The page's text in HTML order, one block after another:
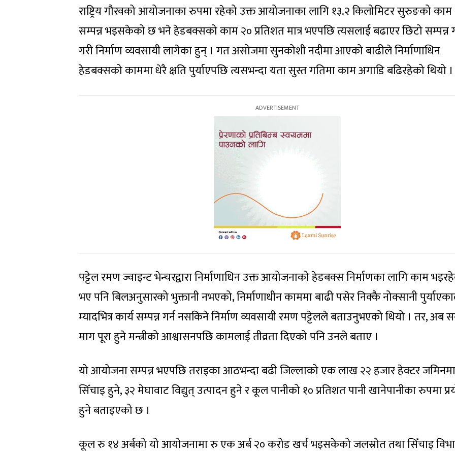
राष्ट्रिय गौरवको आयोजनाका रुपमा रहेको उक्त आयोजनाका लागि १३.२ किलोमिटर सुरुङको काम
सम्पन्न भइसकेको छ भने हेडबक्सको काम २० प्रतिशत मात्र भएपछि त्यसलाई बढाएर छिटो सम्पन्न
गरी निर्माण व्यवसायी लागेका हुन् । गत असोजमा सुनकोशी नदीमा आएको बाढीले निर्माणाधिन
हेडबक्सको काममा धेरै क्षति पुर्याएपछि त्यसभन्दा यता सुस्त गतिमा काम अगाडि बढिरहेको थियो ।
पट्टेल रमण ज्वाइन्ट भेन्चरद्वारा निर्माणाधिन उक्त आयोजनाको हेडबक्स निर्माणका लागि काम
भए पनि बिलअनुसारको भुक्तानी नभएको, निर्माणाधीन काममा बाढी पसेर निक्कै नोक्सानी
म्यादभित्र कार्य सम्पन्न गर्न नसकिने निर्माण व्यवसायी रमण पट्टेलले बताउनुभएको थियो । तर, अब
माग पूरा हुने मन्त्रीको आश्वासनपछि कामलाई तीव्रता दिएको पनि उनले बताए ।
यो आयोजना सम्पन्न भएपछि तराइका आठभन्दा बढी जिल्लाको एक लाख २२ हजार हेक्टर जमिनमा
सिँचाइ हुने, ३२ मेघावाट विद्युत् उत्पादन हुने र कूल पानीको १० प्रतिशत पानी खानेपानीका रुपमा
हुने बताइएको छ ।
कूल रु १४ अर्बको यो आयोजनामा रु एक अर्ब २० करोड खर्च भइसकेको जलस्रोत तथा सिँचाइ